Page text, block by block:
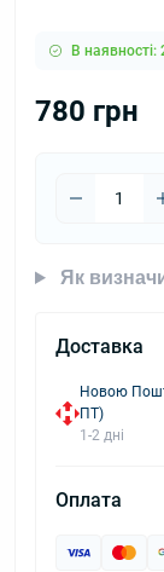
В наявності:
780 грн
Як
Доставка
Новою
ПТ)
1-2 дні
Оплата